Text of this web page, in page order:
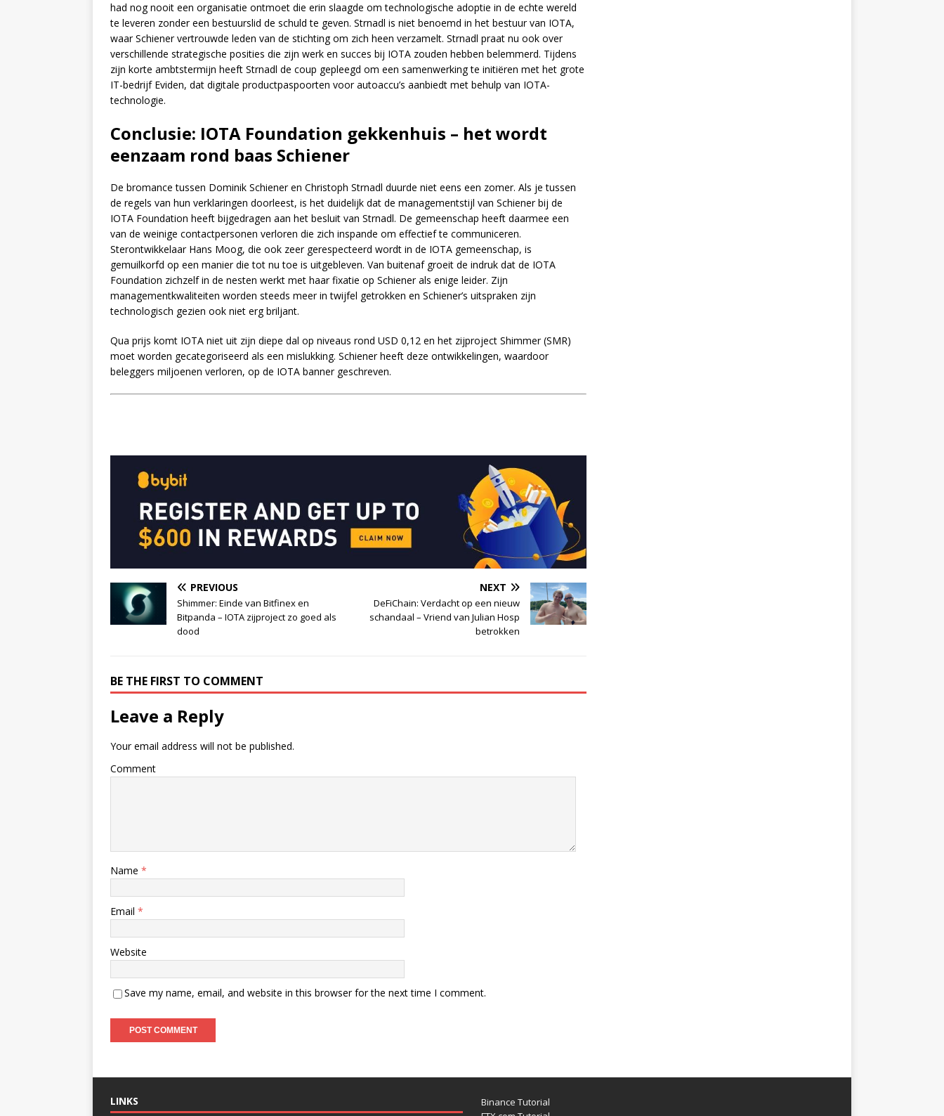
had nog nooit een organisatie ontmoet die erin slaagde om technologische adoptie in de echte wereld
te leveren zonder een bestuurslid de schuld te geven. Strnadl is niet benoemd in het bestuur van IOTA,
waar Schiener vertrouwde leden van de stichting om zich heen verzamelt. Strnadl praat nu ook over
verschillende strategische posities die zijn werk en succes bij IOTA zouden hebben belemmerd. Tijdens
zijn korte ambtstermijn heeft Strnadl de coup gepleegd om een samenwerking te initiëren met het grote
IT-bedrijf Eviden, dat digitale productpaspoorten voor autoaccu’s aanbiedt met behulp van IOTA-
technologie.
Conclusie: IOTA Foundation gekkenhuis – het wordt
eenzaam rond baas Schiener
De bromance tussen Dominik Schiener en Christoph Strnadl duurde niet eens een zomer. Als je tussen
de regels van hun verklaringen doorleest, is het duidelijk dat de managementstijl van Schiener bij de
IOTA Foundation heeft bijgedragen aan het besluit van Strnadl. De gemeenschap heeft daarmee een
van de weinige contactpersonen verloren die zich inspande om effectief te communiceren.
Sterontwikkelaar Hans Moog, die ook zeer gerespecteerd wordt in de IOTA gemeenschap, is
gemuilkorfd op een manier die tot nu toe is uitgebleven. Van buitenaf groeit de indruk dat de IOTA
Foundation zichzelf in de nesten werkt met haar fixatie op Schiener als enige leider. Zijn
managementkwaliteiten worden steeds meer in twijfel getrokken en Schiener’s uitspraken zijn
technologisch gezien ook niet erg briljant.
Qua prijs komt IOTA niet uit zijn diepe dal op niveaus rond USD 0,12 en het zijproject Shimmer (SMR)
moet worden gecategoriseerd als een mislukking. Schiener heeft deze ontwikkelingen, waardoor
beleggers miljoenen verloren, op de IOTA banner geschreven.
PREVIOUS
Shimmer: Einde van Bitfinex en
Bitpanda – IOTA zijproject zo goed als
dood
NEXT
DeFiChain: Verdacht op een nieuw
schandaal – Vriend van Julian Hosp
betrokken
BE THE FIRST TO COMMENT
Leave a Reply
Your email address will not be published.
Comment
Name *
Email *
Website
Save my name, email, and website in this browser for the next time I comment.
LINKS
Binance Tutorial